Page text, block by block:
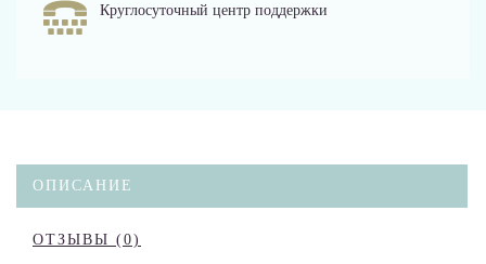
Круглосуточный центр поддержки
ОПИСАНИЕ
ОТЗЫВЫ (0)